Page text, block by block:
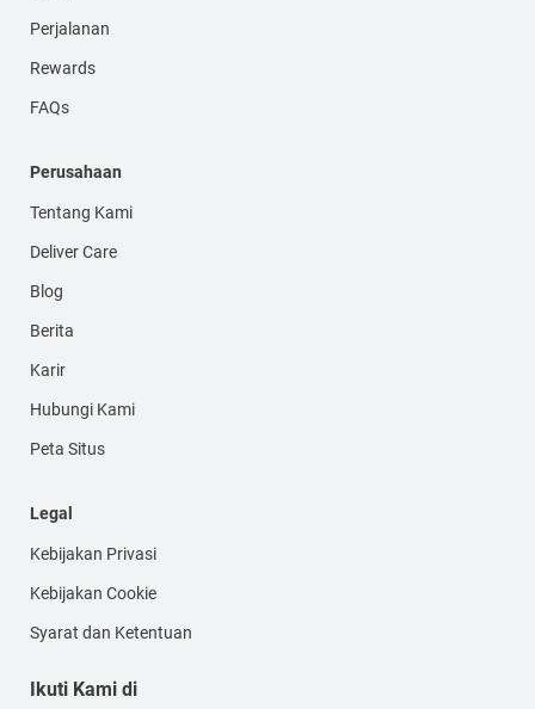
Perjalanan
Rewards
FAQs
Perusahaan
Tentang Kami
Deliver Care
Blog
Berita
Karir
Hubungi Kami
Peta Situs
Legal
Kebijakan Privasi
Kebijakan Cookie
Syarat dan Ketentuan
Ikuti Kami di